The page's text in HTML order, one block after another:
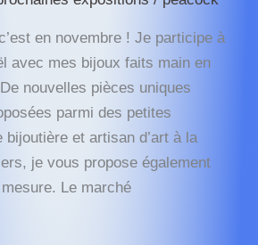
en novembre ! Je participe à
avec mes bijoux faits main en
nouvelles pièces uniques
parmi des petites
bijoutière et artisan d’art à la
je vous propose également
Le marché